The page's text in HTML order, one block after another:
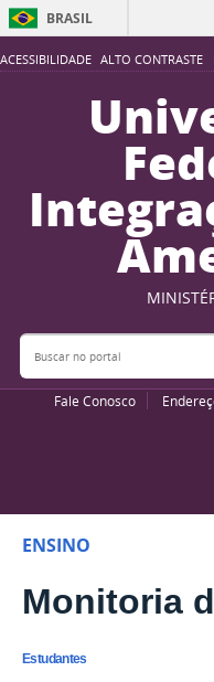
ACESSIBILIDADE ALTO CONTRASTE
BRASIL
Buscar no portal
Fale Conosco
ENSINO
Monitoria
Estudantes